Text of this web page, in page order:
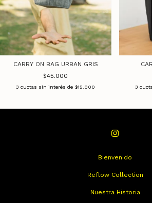
CARRY ON BAG URBAN GRIS
$45.000
3 cuotas sin interés de $15.000 3
Bienvenido
Reflow Collection
Nuestra Historia